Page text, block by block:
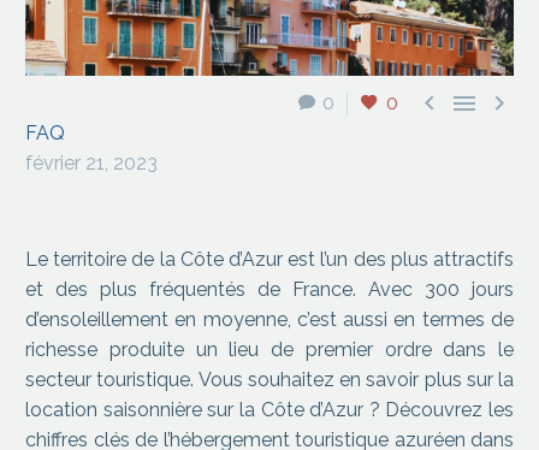
0 0   
FAQ
février 21, 2023
Le territoire de la Côte d’Azur est l’un des plus attractifs
et des plus fréquentés de France. Avec 300 jours
d’ensoleillement en moyenne, c’est aussi en termes de
richesse produite un lieu de premier ordre dans le
secteur touristique. Vous souhaitez en savoir plus sur la
location saisonnière sur la Côte d’Azur ? Découvrez les
chiffres clés de l’hébergement touristique azuréen dans